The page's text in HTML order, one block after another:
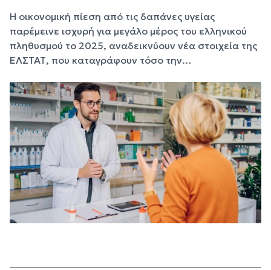
Η οικονομική πίεση από τις δαπάνες υγείας
παρέμεινε ισχυρή για μεγάλο μέρος του ελληνικού
πληθυσμού το 2025, αναδεικνύουν νέα στοιχεία της
ΕΛΣΤΑΤ, που καταγράφουν τόσο την…